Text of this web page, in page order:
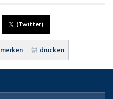
(Twitter)
merken drucken